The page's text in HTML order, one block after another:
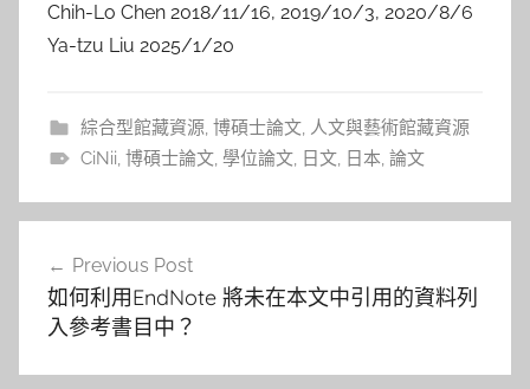
Chih-Lo Chen 2018/11/16, 2019/10/3, 2020/8/6
Ya-tzu Liu 2025/1/20
綜合型館藏資源, 博碩士論文, 人文與藝術館藏資源
CiNii, 博碩士論文, 學位論文, 日文, 日本, 論文
章
覽
Previous Post
如何利用EndNote 將未在本文中引用的資料列
入參考書目中？